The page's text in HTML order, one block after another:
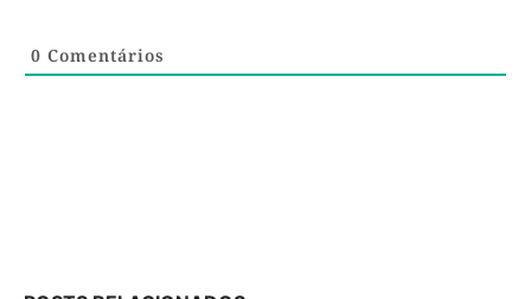
0 Comentários